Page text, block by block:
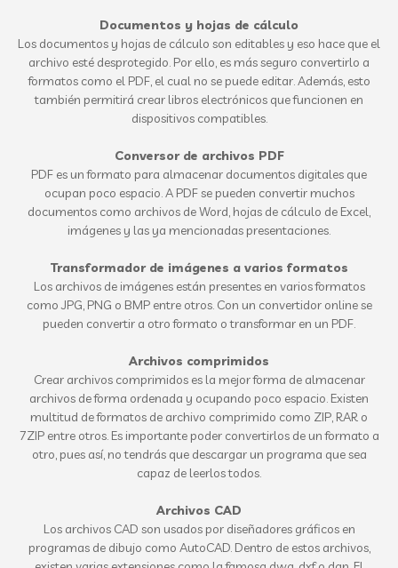
Documentos y hojas de cálculo
Los documentos y hojas de cálculo son editables y eso hace que el
archivo esté desprotegido. Por ello, es más seguro convertirlo a
formatos como el PDF, el cual no se puede editar. Además, esto
también permitirá crear libros electrónicos que funcionen en
dispositivos compatibles.
Conversor de archivos PDF
PDF es un formato para almacenar documentos digitales que
ocupan poco espacio. A PDF se pueden convertir muchos
documentos como archivos de Word, hojas de cálculo de Excel,
imágenes y las ya mencionadas presentaciones.
Transformador de imágenes a varios formatos
Los archivos de imágenes están presentes en varios formatos
como JPG, PNG o BMP entre otros. Con un convertidor online se
pueden convertir a otro formato o transformar en un PDF.
Archivos comprimidos
Crear archivos comprimidos es la mejor forma de almacenar
archivos de forma ordenada y ocupando poco espacio. Existen
multitud de formatos de archivo comprimido como ZIP, RAR o
7ZIP entre otros. Es importante poder convertirlos de un formato a
otro, pues así, no tendrás que descargar un programa que sea
capaz de leerlos todos.
Archivos CAD
Los archivos CAD son usados por diseñadores gráficos en
programas de dibujo como AutoCAD. Dentro de estos archivos,